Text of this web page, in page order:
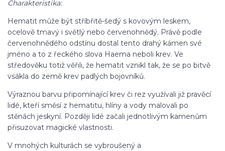
Charakteristika:
Hematit může být stříbřitě-šedý s kovovým leskem,
ocelově tmavý i světlý nebo červenohnědý. Právě podle
červenohnědého odstínu dostal tento drahý kámen své
jméno a to z řeckého slova Haema neboli krev. Ve
středověku totiž věřili, že hematit vznikl tak, že se po bitvě
vsákla do země krev padlých bojovníků.
Výraznou barvu připomínající krev či rez využívali již pravěcí
lidé, kteří směsí z hematitu, hlíny a vody malovali po
stěnách jeskyní. Později lidé začali jednotlivým kamenům
přisuzovat magické vlastnosti.
V mnohých kulturách se vybroušený a